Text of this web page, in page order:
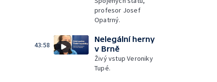
profesor Josef
Opatrný.
43:58
Nelegální herny
v Brně
Živý vstup Veroniky
Tupé.